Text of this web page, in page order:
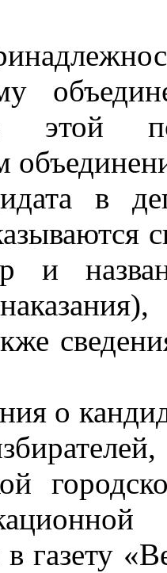
этой
в
и
о
газету